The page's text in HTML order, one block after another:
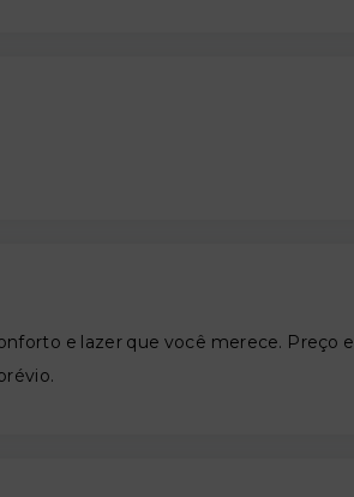
e lazer que você merece. Preço e